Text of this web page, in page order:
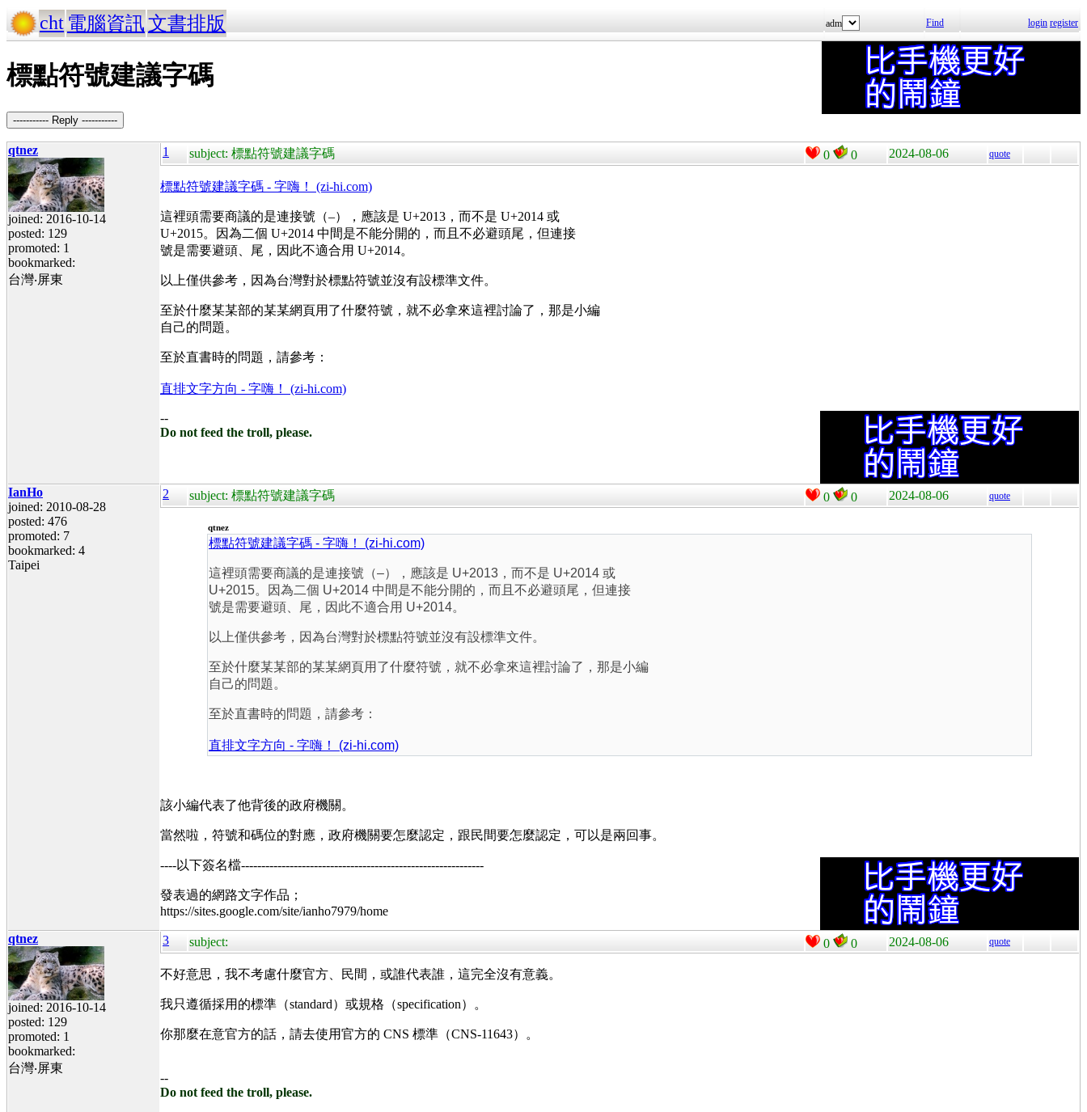
cht 電腦資訊文書排版 adm Find login register
標點符號建議字碼
----------- Reply -----------
qtnez
joined: 2016-10-14
posted: 129
promoted: 1
bookmarked:
台灣‧屏東
1 subject: 標點符號建議字碼 0 0 2024-08-06 quote
標點符號建議字碼 - 字嗨！ (zi-hi.com)
這裡頭需要商議的是連接號（–），應該是 U+2013，而不是 U+2014 或
U+2015。因為二個 U+2014 中間是不能分開的，而且不必避頭尾，但連接
號是需要避頭、尾，因此不適合用 U+2014。
以上僅供參考，因為台灣對於標點符號並沒有設標準文件。
至於什麼某某部的某某網頁用了什麼符號，就不必拿來這裡討論了，那是小編
自己的問題。
至於直書時的問題，請參考：
直排文字方向 - 字嗨！ (zi-hi.com)
--
Do not feed the troll, please.
IanHo
joined: 2010-08-28
posted: 476
promoted: 7
bookmarked: 4
Taipei
2 subject: 標點符號建議字碼 0 0 2024-08-06 quote
qtnez
標點符號建議字碼 - 字嗨！ (zi-hi.com)
這裡頭需要商議的是連接號（–），應該是 U+2013，而不是 U+2014 或
U+2015。因為二個 U+2014 中間是不能分開的，而且不必避頭尾，但連接
號是需要避頭、尾，因此不適合用 U+2014。
以上僅供參考，因為台灣對於標點符號並沒有設標準文件。
至於什麼某某部的某某網頁用了什麼符號，就不必拿來這裡討論了，那是小編
自己的問題。
至於直書時的問題，請參考：
直排文字方向 - 字嗨！ (zi-hi.com)
該小編代表了他背後的政府機關。
當然啦，符號和碼位的對應，政府機關要怎麼認定，跟民間要怎麼認定，可以是兩回事。
----以下簽名檔------------------------------------------------------------
發表過的網路文字作品；
https://sites.google.com/site/ianho7979/home
qtnez
joined: 2016-10-14
posted: 129
promoted: 1
bookmarked:
台灣‧屏東
3 subject: 0 0 2024-08-06 quote
不好意思，我不考慮什麼官方、民間，或誰代表誰，這完全沒有意義。
我只遵循採用的標準（standard） 或規格（specification）。
你那麼在意官方的話，請去使用官方的 CNS 標準（CNS-11643）。
--
Do not feed the troll, please.